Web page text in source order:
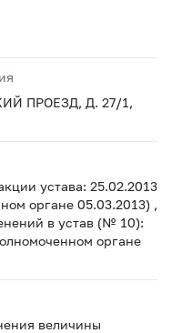
ПРОЕЗД, Д. 27/1,
устава: 25.02.2013
органе 05.03.2013) ,
в устав (№ 10):
органе
величины